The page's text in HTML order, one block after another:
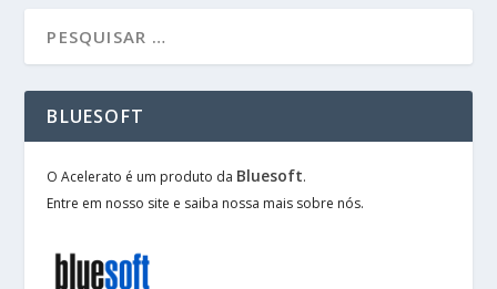
BLUESOFT
O Acelerato é um produto da Bluesoft.
Entre em nosso site e saiba nossa mais sobre nós.